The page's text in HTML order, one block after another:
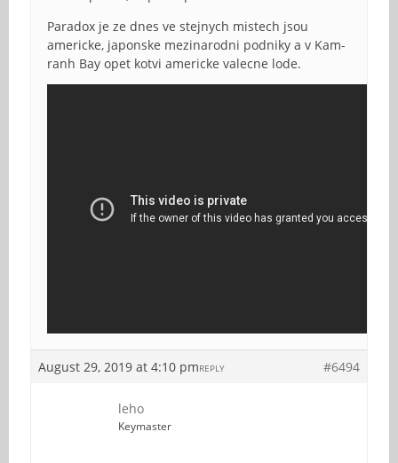
Paradox je ze dnes ve stejnych mistech jsou
americke, japonske mezinarodni podniky a v Kam-
ranh Bay opet kotvi americke valecne lode.
August 29, 2019 at 4:10 pm #6494
REPLY
leho
Keymaster